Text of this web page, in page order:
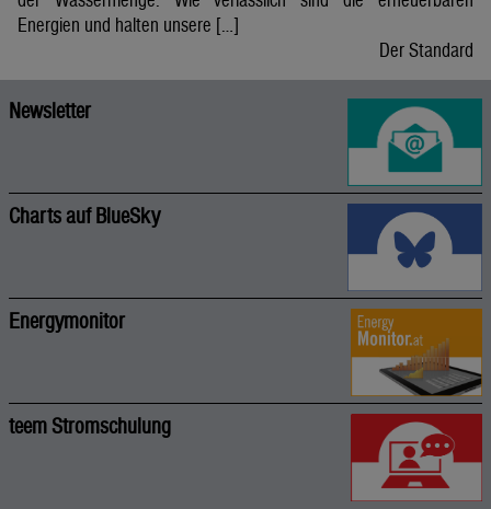
Energien und halten unsere […]
Der Standard
Newsletter
Charts auf BlueSky
Energymonitor
teem Stromschulung